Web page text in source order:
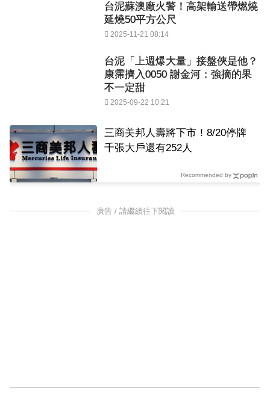
台泥蘇澳廠火警！高架輸送帶燃燒
延燒50平方公尺
2025-11-21 08:14
台泥「上週爆大量」接盤俠是他？
康霈擠入0050 謝金河：強摘的果
不一定甜
2025-09-22 10:21
三商美邦人壽將下市！8/20停牌
千張大戶還有252人
Recommended by
廣告 / 請繼續往下閱讀